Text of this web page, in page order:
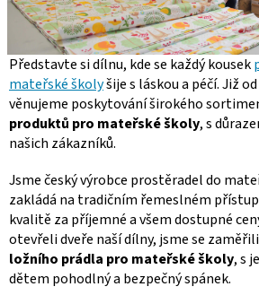
Představte si dílnu, kde se každý kousek
mateřské školyšije s láskou a péčí. Již
věnujeme poskytování širokého
produktů pro mateřské školy, s
našich zákazníků.
Jsme český výrobce prostěradel do
zakládá na tradičním řemeslném
kvalitě za příjemné a všem dostupné
otevřeli dveře naší dílny, jsme se
ložního prádla pro mateřské školy, s
dětem pohodlný a bezpečný spánek.